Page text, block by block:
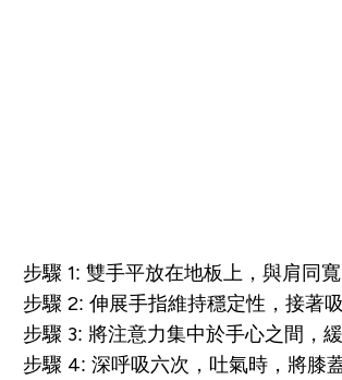
步驟 1: 雙手平放在地板上，與肩同寬
步驟 2: 伸展手指維持穩定性，接著
步驟 3: 將注意力集中於手心之間，
步驟 4: 深呼吸六次，吐氣時，將膝